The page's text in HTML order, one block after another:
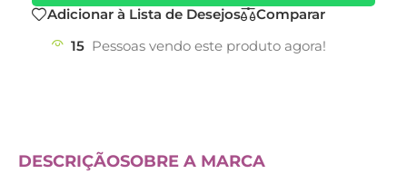
Adicionar à Lista de Desejos
Comparar
15 Pessoas vendo este produto agora!
DESCRIÇÃOSOBRE A MARCA